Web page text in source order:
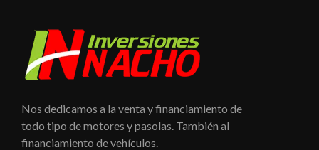
Nos dedicamos a la venta y financiamiento de
todo tipo de motores y pasolas. También al
financiamiento de vehículos.